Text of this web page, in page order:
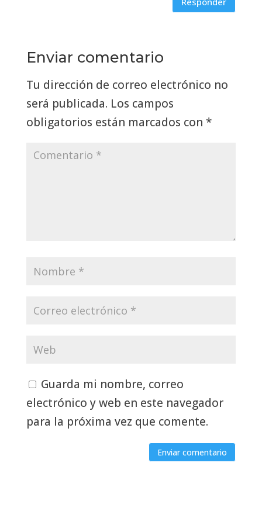
Enviar comentario
Tu dirección de correo electrónico no
será publicada. Los campos
obligatorios están marcados con *
Guarda mi nombre, correo
electrónico y web en este navegador
para la próxima vez que comente.